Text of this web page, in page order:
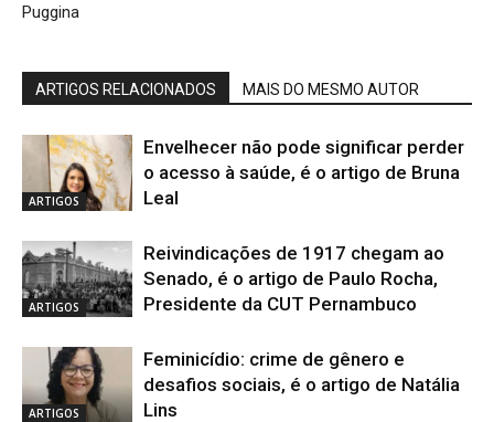
Puggina
ARTIGOS RELACIONADOS MAIS DO MESMO AUTOR
ARTIGOS
Envelhecer não pode significar perder
o acesso à saúde, é o artigo de Bruna
Leal
ARTIGOS
Reivindicações de 1917 chegam ao
Senado, é o artigo de Paulo Rocha,
Presidente da CUT Pernambuco
ARTIGOS
Feminicídio: crime de gênero e
desafios sociais, é o artigo de Natália
Lins